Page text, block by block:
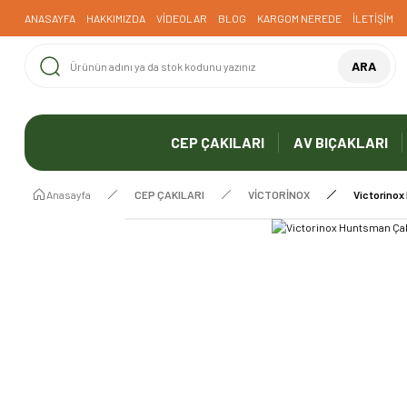
ANASAYFA HAKKIMIZDA VİDEOLAR BLOG KARGOM NEREDE İLETİŞİM
ARA
CEP ÇAKILARI AV BIÇAKLARI
Anasayfa CEP ÇAKILARI VİCTORİNOX Victorinox